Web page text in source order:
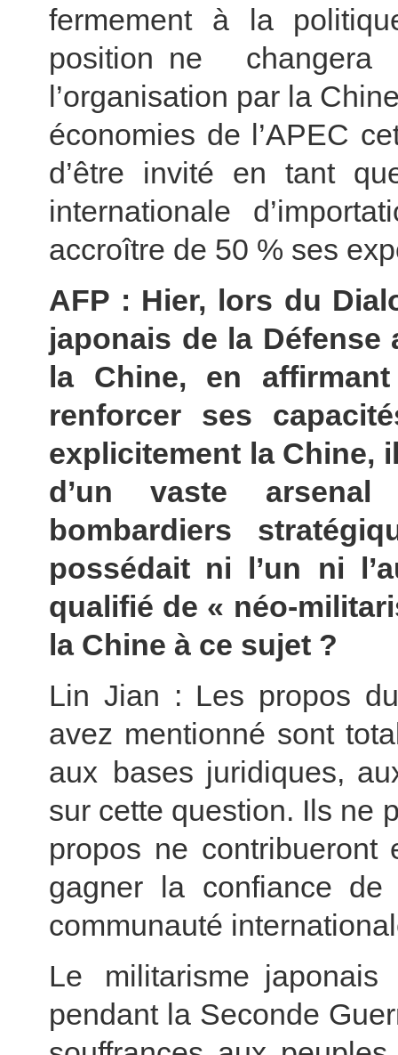
fermement à la
position ne
l’organisation par la
économies de l’APEC
d’être invité en tant
internationale
accroître de 50 % ses
AFP : Hier, lors du
japonais de la Défense
la Chine, en
renforcer ses
explicitement la Chine,
d’un vaste
bombardiers
possédait ni l’un ni
qualifié de « néo-
la Chine à ce sujet ?
Lin Jian : Les propos
avez mentionné sont
aux bases juridiques,
sur cette question. Ils ne
propos ne
gagner la confiance
communauté
Le militarisme
pendant la Seconde